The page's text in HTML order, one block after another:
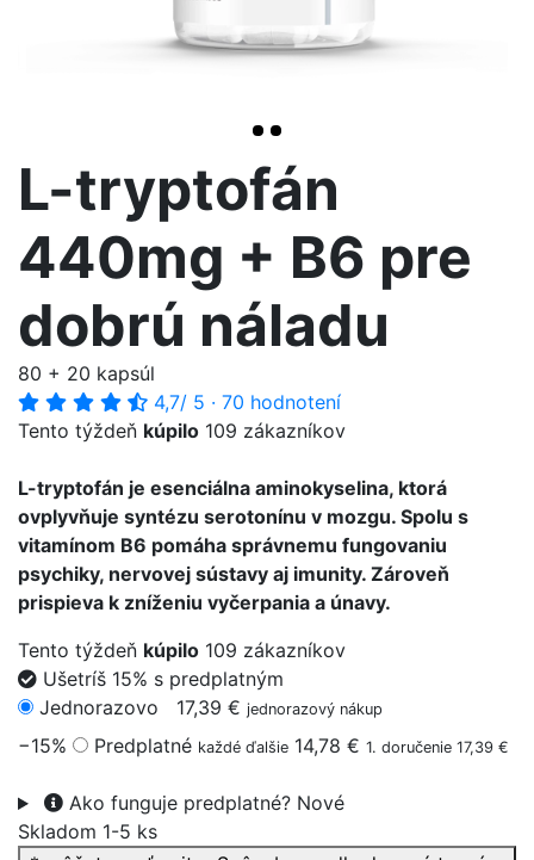
L-tryptofán
440mg + B6 pre
dobrú náladu
80 + 20 kapsúl
4,7/ 5 · 70 hodnotení
Tento týždeň kúpilo 109 zákazníkov
L-tryptofán je esenciálna aminokyselina, ktorá
ovplyvňuje syntézu serotonínu v mozgu. Spolu s
vitamínom B6 pomáha správnemu fungovaniu
psychiky, nervovej sústavy aj imunity. Zároveň
prispieva k zníženiu vyčerpania a únavy.
Tento týždeň kúpilo 109 zákazníkov
Ušetríš 15% s predplatným
Jednorazovo
17,39 € jednorazový nákup
−15% Predplatné každé ďalšie 14,78 € 1. doručenie 17,39 €
Ako funguje predplatné? Nové
Skladom 1-5 ks